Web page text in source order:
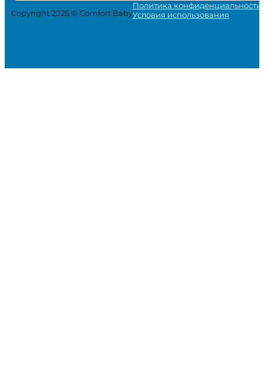
Copyright 2026 © Comfort Baby
Политика конфиденциальности
Условия использования